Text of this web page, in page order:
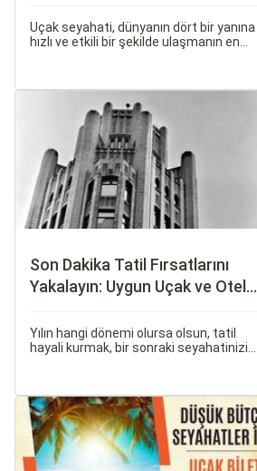
Uçak seyahati, dünyanın dört bir yanına
hızlı ve etkili bir şekilde ulaşmanın en
Son Dakika Tatil Fırsatlarını
Yakalayın: Uygun Uçak ve Otel
Yılın hangi dönemi olursa olsun, tatil
hayali kurmak, bir sonraki seyahatinizi
olabilir.